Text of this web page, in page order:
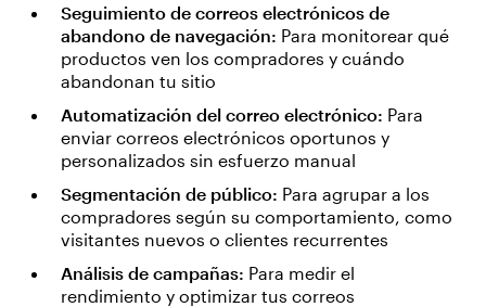
Seguimiento de correos electrónicos de
abandono de navegación: Para monitorear qué
productos ven los compradores y cuándo
abandonan tu sitio
Automatización del correo electrónico: Para
enviar correos electrónicos oportunos y
personalizados sin esfuerzo manual
Segmentación de público: Para agrupar a los
compradores según su comportamiento, como
visitantes nuevos o clientes recurrentes
Análisis de campañas: Para medir el
rendimiento y optimizar tus correos